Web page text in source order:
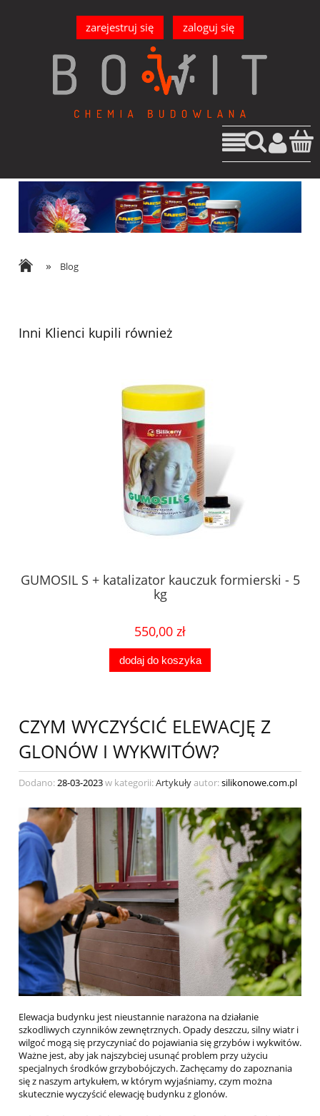
zarejestruj się zaloguj się
» Blog
Inni Klienci kupili również
GUMOSIL S + katalizator kauczuk formierski - 5
kg
550,00 zł
dodaj do koszyka
CZYM WYCZYŚCIĆ ELEWACJĘ Z
GLONÓW I WYKWITÓW?
Dodano:28-03-2023w kategorii:Artykułyautor:silikonowe.com.pl
Elewacja budynku jest nieustannie narażona na działanie
szkodliwych czynników zewnętrznych. Opady deszczu, silny wiatr i
wilgoć mogą się przyczyniać do pojawiania się grzybów i wykwitów.
Ważne jest, aby jak najszybciej usunąć problem przy użyciu
specjalnych środków grzybobójczych. Zachęcamy do zapoznania
się z naszym artykułem, w którym wyjaśniamy, czym można
skutecznie wyczyścić elewację budynku z glonów.